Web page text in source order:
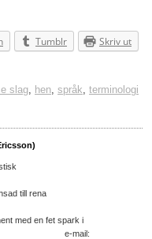
Tumblr Skriv ut
slag hen språk terminologi
till rena
med en fet spark i
e-mail: